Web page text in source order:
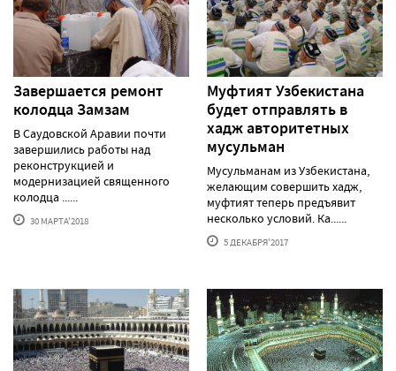
Завершается ремонт
колодца Замзам
В Саудовской Аравии почти
завершились работы над
реконструкцией и
модернизацией священного
колодца ......
30 МАРТА'2018
Муфтият Узбекистана
будет отправлять в
хадж авторитетных
мусульман
Мусульманам из Узбекистана,
желающим совершить хадж,
муфтият теперь предъявит
несколько условий. Ка......
5 ДЕКАБРЯ'2017